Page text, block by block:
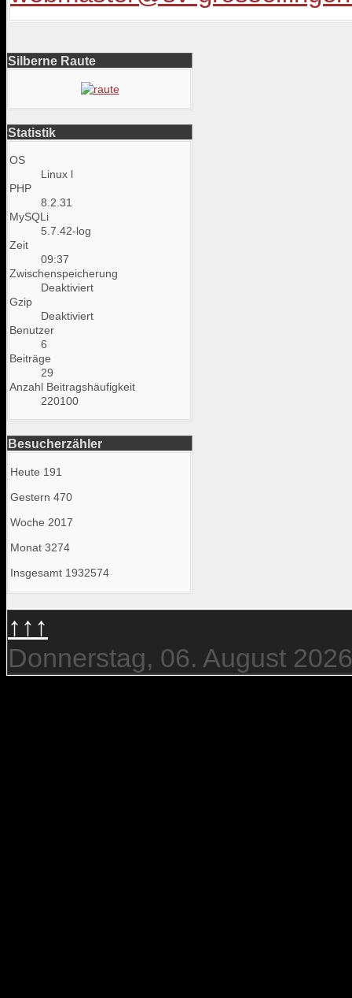
Silberne Raute
Statistik
OS
Linux l
PHP
8.2.31
MySQLi
5.7.42-log
Zeit
09:37
Zwischenspeicherung
Deaktiviert
Gzip
Deaktiviert
Benutzer
6
Beiträge
29
Anzahl Beitragshäufigkeit
220100
Besucherzähler
Heute 191
Gestern 470
Woche 2017
Monat 3274
Insgesamt 1932574
↑↑↑
Donnerstag, 06. August 2026